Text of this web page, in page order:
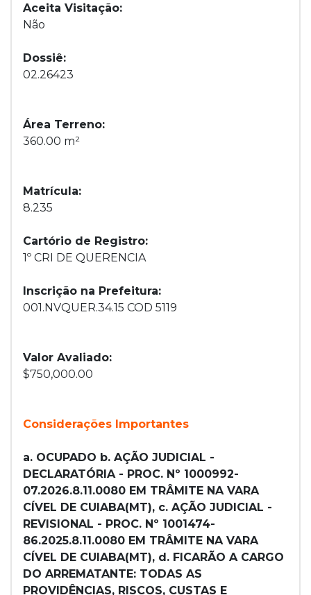
Aceita Visitação:
Não
Dossiê:
02.26423
Área Terreno:
360.00 m²
Matrícula:
8.235
Cartório de Registro:
1º CRI DE QUERENCIA
Inscrição na Prefeitura:
001.NVQUER.34.15 COD 5119
Valor Avaliado:
$750,000.00
Considerações Importantes
a. OCUPADO b. AÇÃO JUDICIAL -
DECLARATÓRIA - PROC. Nº 1000992-
07.2026.8.11.0080 EM TRÂMITE NA VARA
CÍVEL DE CUIABA(MT), c. AÇÃO JUDICIAL -
REVISIONAL - PROC. Nº 1001474-
86.2025.8.11.0080 EM TRÂMITE NA VARA
CÍVEL DE CUIABA(MT), d. FICARÃO A CARGO
DO ARREMATANTE: TODAS AS
PROVIDÊNCIAS, RISCOS, CUSTAS E